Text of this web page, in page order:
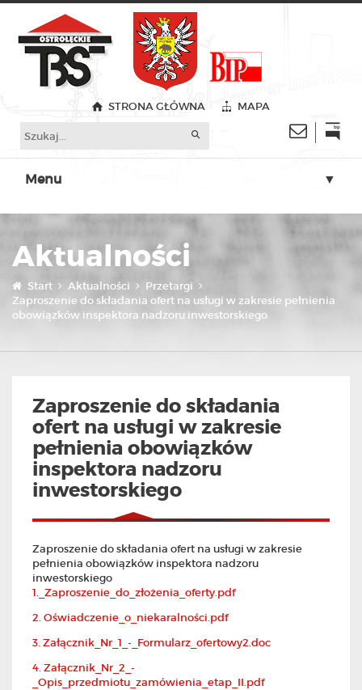
STRONA GŁÓWNA MAPA
Menu ▼
▼
▼
Aktualności
Start Aktualności
Przetargi
Zaproszenie do składania ofert na usługi w zakresie pełnienia
obowiązków inspektora nadzoru inwestorskiego
Zaproszenie do składania
ofert na usługi w zakresie
pełnienia obowiązków
inspektora nadzoru
inwestorskiego
Zaproszenie do składania ofert na usługi w zakresie
pełnienia obowiązków inspektora nadzoru
inwestorskiego
1._Zaproszenie_do_złożenia_oferty.pdf
2. Oświadczenie_o_niekaralności.pdf
3. Załącznik_Nr_1_-_Formularz_ofertowy2.doc
4. Załącznik_Nr_2_-
_Opis_przedmiotu_zamówienia_etap_II.pdf